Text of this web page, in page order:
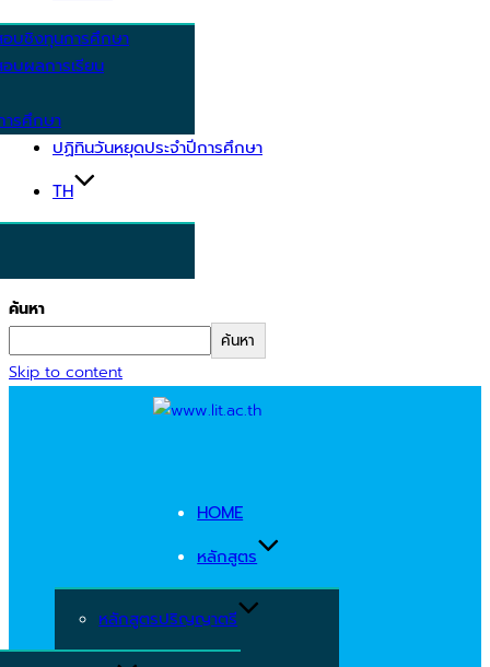
บชิงทุนการศึกษา
บผลการเรียน
รศึกษา
ปฏิทินวันหยุดประจำปีการศึกษา
TH
ค้นหา
ค้นหา
Skip to content
HOME
หลักสูตร
หลักสูตรปริญญาตรี